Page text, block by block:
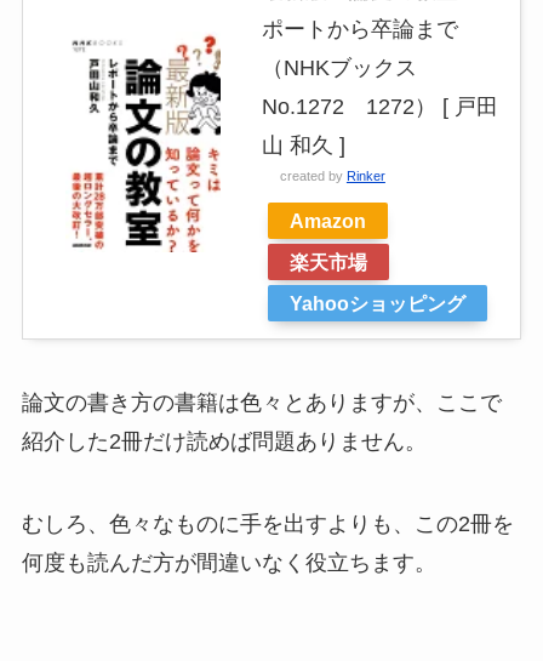
ポートから卒論まで
（NHKブックス
No.1272 1272） [ 戸田
山 和久 ]
created by Rinker
Amazon
楽天市場
Yahooショッピング
論文の書き方の書籍は色々とありますが、ここで
紹介した2冊だけ読めば問題ありません。
むしろ、色々なものに手を出すよりも、この2冊を
何度も読んだ方が間違いなく役立ちます。